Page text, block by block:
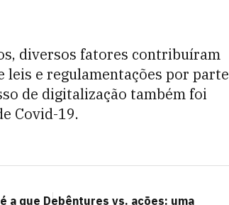
diversos fatores contribuíram
leis e regulamentações por parte
de digitalização também foi
Covid-19.
a que Debêntures vs. ações: uma